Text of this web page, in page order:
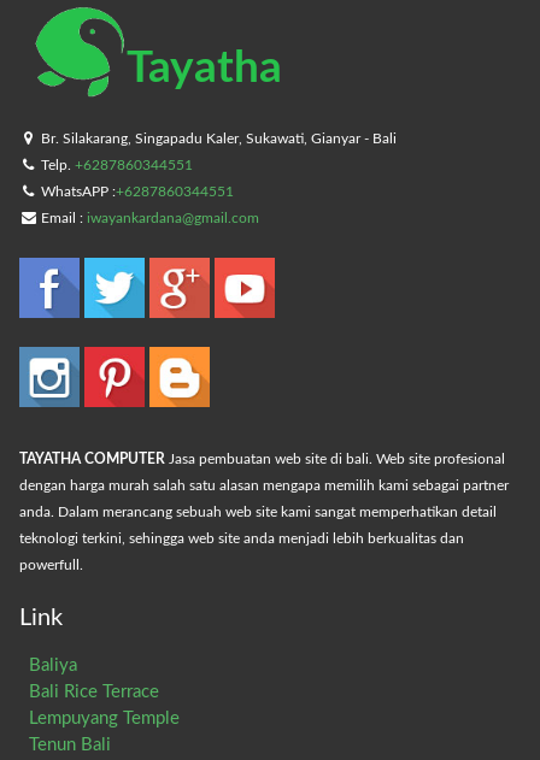
Tayatha
Br. Silakarang, Singapadu Kaler, Sukawati, Gianyar - Bali
Telp.+6287860344551
WhatsAPP :+6287860344551
Email :iwayankardana@gmail.com
TAYATHA COMPUTER Jasa pembuatan web site di bali. Web site profesional
dengan harga murah salah satu alasan mengapa memilih kami sebagai partner
anda. Dalam merancang sebuah web site kami sangat memperhatikan detail
teknologi terkini, sehingga web site anda menjadi lebih berkualitas dan
powerfull.
Link
Baliya
Bali Rice Terrace
Lempuyang Temple
Tenun Bali